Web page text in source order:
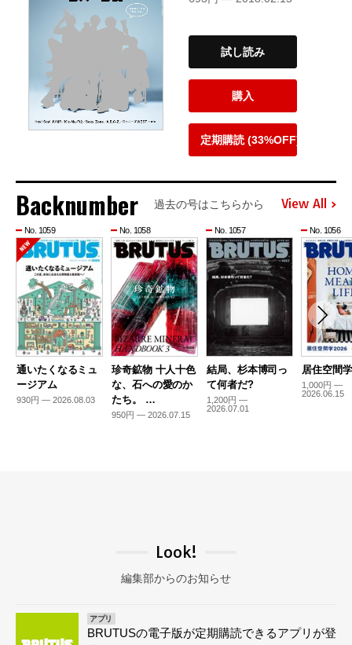
試し読み
購入
定期購読 (33%OFF)
Backnumber 過去の号はこちらから View All
No. 1059
通いたくなるミュ
ージアム
930円 — 2026.08.03
No. 1058
珍奇鉱物 十人十色
な、石への愛のか
たち。 …
950円 — 2026.07.15
No. 1057
結局、杉本博司っ
て何者だ?
1,200円 —
2026.07.01
No. 1056
居住空間
1,000円 —
2026.06.15
Look!
編集部からのお知らせ
アプリ
BRUTUSの電子版が定期購読できるアプリが登